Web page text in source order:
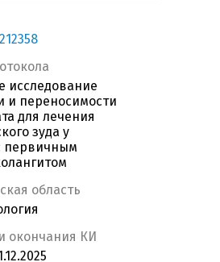
исследование
и переносимости
для лечения
зуда у
первичным
область
окончания КИ